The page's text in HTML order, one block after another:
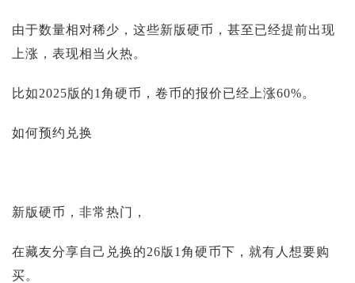
由于数量相对稀少，这些新版硬币，甚至已经提前出现
上涨，表现相当火热。
比如2025版的1角硬币，卷币的报价已经上涨60%。
如何预约兑换
新版硬币，非常热门，
在藏友分享自己兑换的26版1角硬币下，就有人想要购
买。